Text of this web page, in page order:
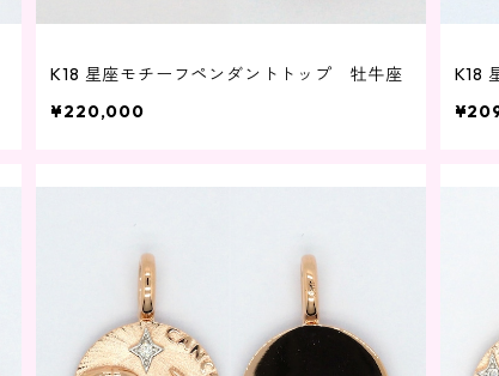
K18 星座モチーフペンダントトップ 牡牛座
¥220,000
K18